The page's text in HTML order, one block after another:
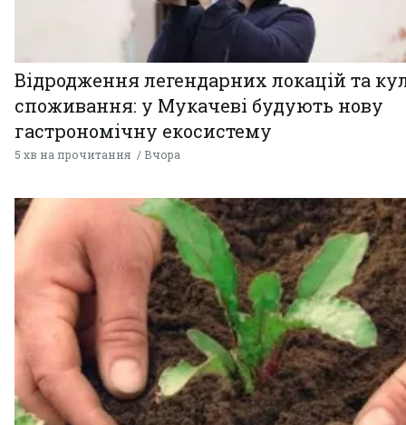
Відродження легендарних локацій та
споживання: у Мукачеві будують нову
гастрономічну екосистему
5 хв на прочитання Вчора